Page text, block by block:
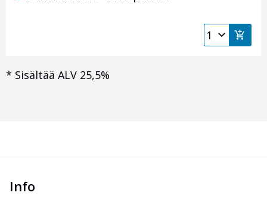
* Sisältää ALV 25,5%
Info